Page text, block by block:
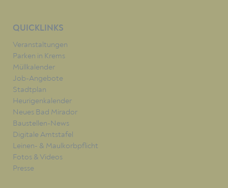
QUICKLINKS
Veranstaltungen
Parken in Krems
Müllkalender
Job-Angebote
Stadtplan
Heurigenkalender
Neues Bad Mirador
Baustellen-News
Digitale Amtstafel
Leinen- & Maulkorbpflicht
Fotos & Videos
Presse